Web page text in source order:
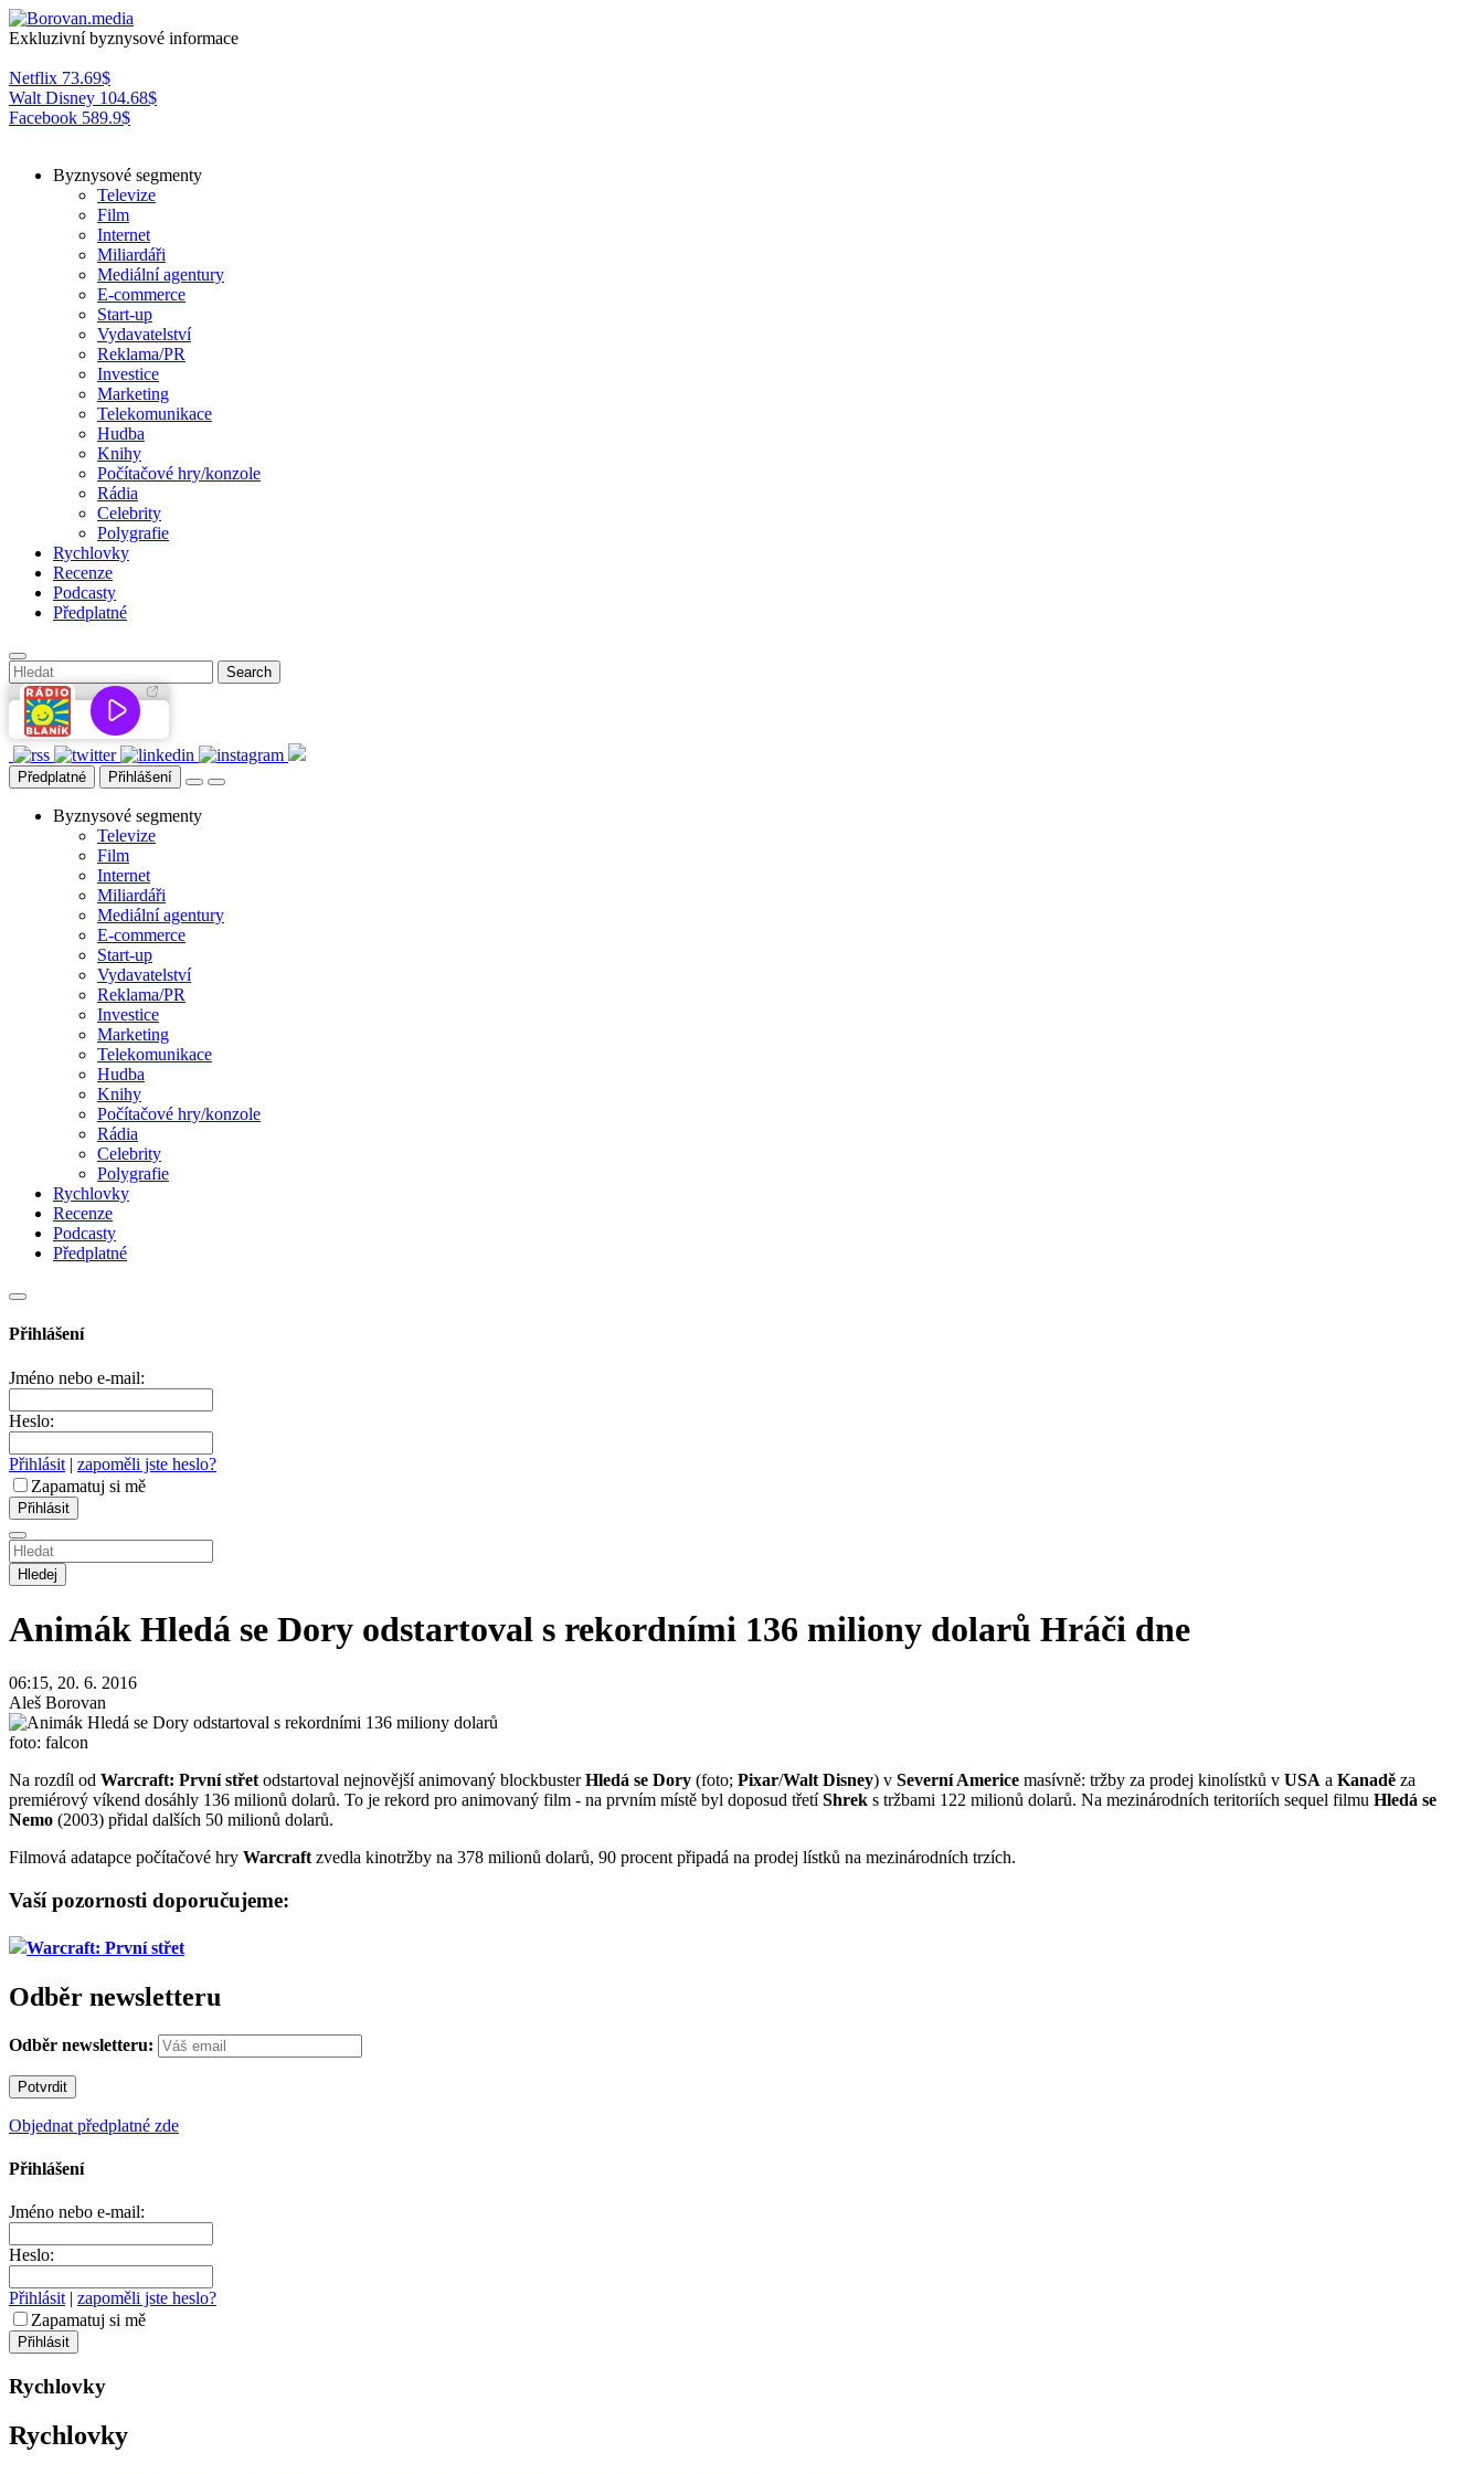
Exkluzivní byznysové informace
Netflix 73.69$
Walt Disney 104.68$
Facebook 589.9$
Byznysové segmenty
Televize
Film
Internet
Miliardáři
Mediální agentury
E-commerce
Start-up
Vydavatelství
Reklama/PR
Investice
Marketing
Telekomunikace
Hudba
Knihy
Počítačové hry/konzole
Rádia
Celebrity
Polygrafie
Rychlovky
Recenze
Podcasty
Předplatné
Předplatné Přihlášení
Byznysové segmenty
Televize
Film
Internet
Miliardáři
Mediální agentury
E-commerce
Start-up
Vydavatelství
Reklama/PR
Investice
Marketing
Telekomunikace
Hudba
Knihy
Počítačové hry/konzole
Rádia
Celebrity
Polygrafie
Rychlovky
Recenze
Podcasty
Předplatné
Přihlášení
Jméno nebo e-mail:
Heslo:
Přihlásit | zapoměli jste heslo?
Zapamatuj si mě
Hledej
Animák Hledá se Dory odstartoval s rekordními 136 miliony dolarů Hráči dne
06:15, 20. 6. 2016
Aleš Borovan
foto: falcon
Na rozdíl od Warcraft: První střetodstartoval nejnovější animovaný blockbusterHledá se Dory (foto; Pixar/Walt Disney) v Severní Americe masívně: tržby za prodej kinolístků v USA a Kanadě za
premiérový víkend dosáhly 136 milionů dolarů. To je rekord pro animovaný film - na prvním místě byl doposud třetíShrek s tržbami 122 milionů dolarů. Na mezinárodních teritoriích sequel filmu Hledá se
Nemo (2003) přidal dalších 50 milionů dolarů.
Filmová adatapce počítačové hry Warcraftzvedla kinotržby na 378 milionů dolarů, 90 procent připadá na prodej lístků na mezinárodních trzích.
Vaší pozornosti doporučujeme:
Warcraft: První střet
Odběr newsletteru
Odběr newsletteru:
Objednat předplatné zde
Přihlášení
Jméno nebo e-mail:
Heslo:
Přihlásit | zapoměli jste heslo?
Zapamatuj si mě
Rychlovky
Rychlovky